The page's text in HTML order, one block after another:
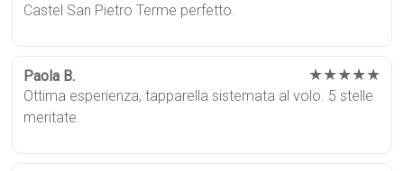
Castel San Pietro Terme perfetto.
Paola B. ★★★★★
Ottima esperienza, tapparella sistemata al volo. 5 stelle
meritate.